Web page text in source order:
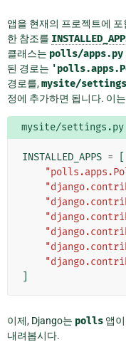
앱을 현재의 프로젝트에
한 참조를
클래스는 polls/apps.py
된 경로는
경로를,mysite/
정에 추가하면 됩니다. 이
mysite/settings.py
INSTALLED_APPS =
이제, Django는 polls 앱
내려봅시다.